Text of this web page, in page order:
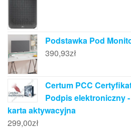
Podstawka Pod
390,93zł
Certum PCC
Podpis elektroniczny
karta aktywacyjna
299,00zł